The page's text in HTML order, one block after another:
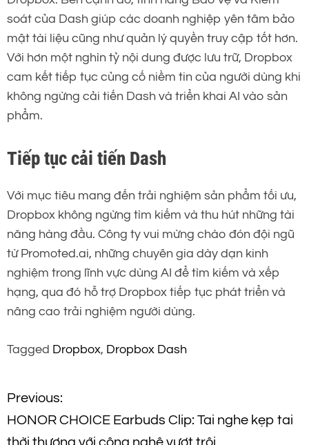
soát của Dash giúp các doanh nghiệp yên tâm bảo
mật tài liệu cũng như quản lý quyền truy cập tốt hơn.
Với hơn một nghìn tỷ nội dung được lưu trữ, Dropbox
cam kết tiếp tục củng cố niềm tin của người dùng khi
không ngừng cải tiến Dash và triển khai AI vào sản
phẩm.
Tiếp tục cải tiến Dash
Với mục tiêu mang đến trải nghiệm sản phẩm tối ưu,
Dropbox không ngừng tìm kiếm và thu hút những tài
năng hàng đầu. Công ty vui mừng chào đón đội ngũ
từ Promoted.ai, những chuyên gia dày dạn kinh
nghiệm trong lĩnh vực dùng AI để tìm kiếm và xếp
hạng, qua đó hỗ trợ Dropbox tiếp tục phát triển và
nâng cao trải nghiệm người dùng.
Tagged Dropbox, Dropbox Dash
Đ
i
Previous:
HONOR CHOICE Earbuds Clip: Tai nghe kẹp tai
thời thượng với công nghệ vượt trội